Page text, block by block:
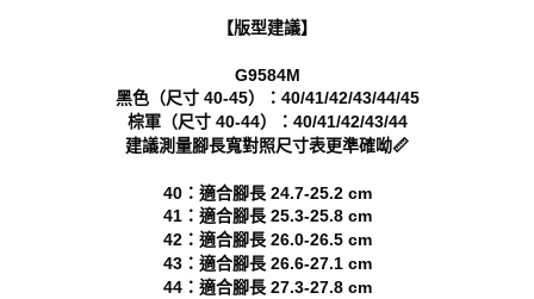
５．嚴禁一人註冊多個帳號或使用他人資訊註冊。若發現惡意使用之情形，
【版型建議】
G9584M
黑色（尺寸 40-45）：40/41/42/43/44/45
棕軍（尺寸 40-44）：40/41/42/43/44
建議測量腳長寬對照尺寸表更準確呦📏
40：適合腳長 24.7-25.2 cm
41：適合腳長 25.3-25.8 cm
42：適合腳長 26.0-26.5 cm
43：適合腳長 26.6-27.1 cm
44：適合腳長 27.3-27.8 cm